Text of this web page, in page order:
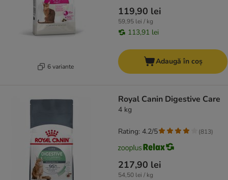
6 variante
119,90 lei
59,95 lei / kg
113,91 lei
Adaugă în coș
Royal Canin Digestive Care
4 kg
217,90 lei
54,50 lei / kg
Rating: 4.2/5 (813)